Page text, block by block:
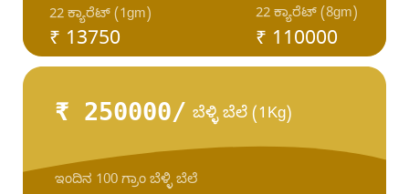
₹ 13750
22 ಕ್ಯಾರೆಟ್ (1gm) 22 ಕ್ಯಾರೆಟ್ (8gm)
₹ 110000
₹ 250000/ ಬೆಳ್ಳಿ ಬೆಲೆ (1Kg)
ಇಂದಿನ 100 ಗ್ರಾಂ ಬೆಳ್ಳಿ ಬೆಲೆ